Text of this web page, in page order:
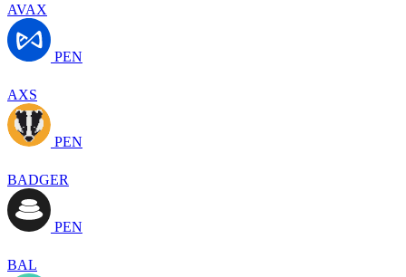
AVAX
PEN
AXS
PEN
BADGER
PEN
BAL